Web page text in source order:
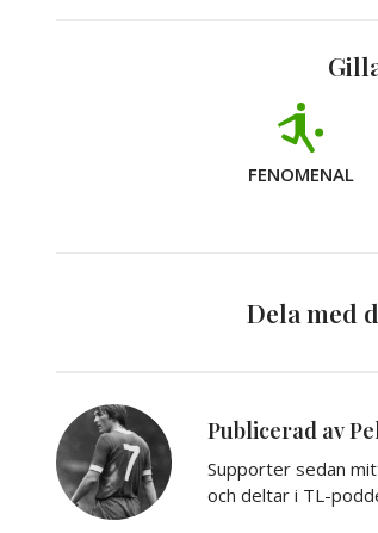
FENOMENAL
Dela med
Publicerad av
Supporter sedan
och deltar i TL-